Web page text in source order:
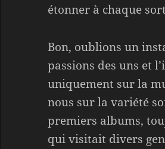
étonner à chaque
Bon, oublions un
passions des uns et
uniquement sur la
nous sur la variété
premiers albums,
qui visitait divers